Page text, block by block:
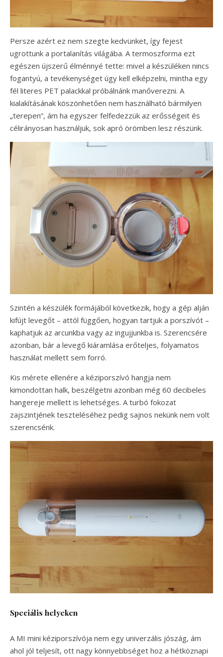
Persze azért ez nem szegte kedvünket, így fejest
ugrottunk a portalanítás világába. A termoszforma ezt
egészen újszerű élménnyé tette: mivel a készüléken nincs
fogantyú, a tevékenységet úgy kell elképzelni, mintha egy
fél literes PET palackkal próbálnánk manőverezni. A
kialakításának köszönhetően nem használható bármilyen
„terepen”, ám ha egyszer felfedezzük az erősségeit és
célirányosan használjuk, sok apró örömben lesz részünk.
Szintén a készülék formájából következik, hogy a gép alján
kifújt levegőt – attól függően, hogyan tartjuk a porszívót –
kaphatjuk az arcunkba vagy az ingujjunkba is. Szerencsére
azonban, bár a levegő kiáramlása erőteljes, folyamatos
használat mellett sem forró.
Kis mérete ellenére a kéziporszívó hangja nem
kimondottan halk, beszélgetni azonban még 60 decibeles
hangereje mellett is lehetséges. A turbó fokozat
zajszintjének teszteléséhez pedig sajnos nekünk nem volt
szerencsénk.
Speciális helyeken
A MI mini kéziporszívója nem egy univerzális jószág, ám
ahol jól teljesít, ott nagy könnyebbséget hoz a hétköznapi